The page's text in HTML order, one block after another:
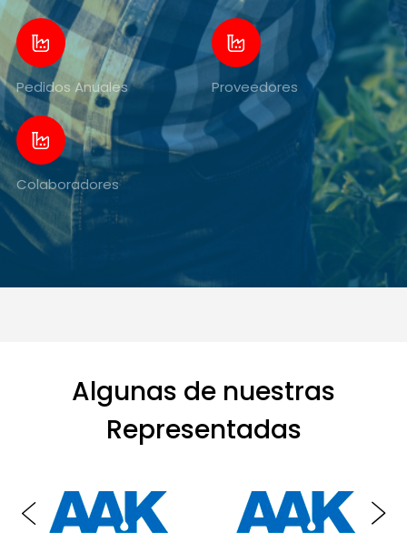
Pedidos Anuales Proveedores
Colaboradores
Algunas de nuestras
Representadas